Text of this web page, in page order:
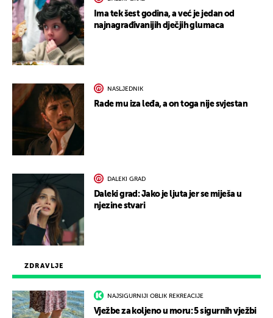
ZDRAVLJE
NAJSIGURNIJI OBLIK REKREACIJE
Vježbe za koljeno u moru: 5 sigurnih vježbi
Ima tek šest godina, a već je jedan od
najnagrađivanijih dječjih glumaca
NASLJEDNIK
Rade mu iza leđa, a on toga nije svjestan
DALEKI GRAD
Daleki grad: Jako je ljuta jer se miješa u
njezine stvari